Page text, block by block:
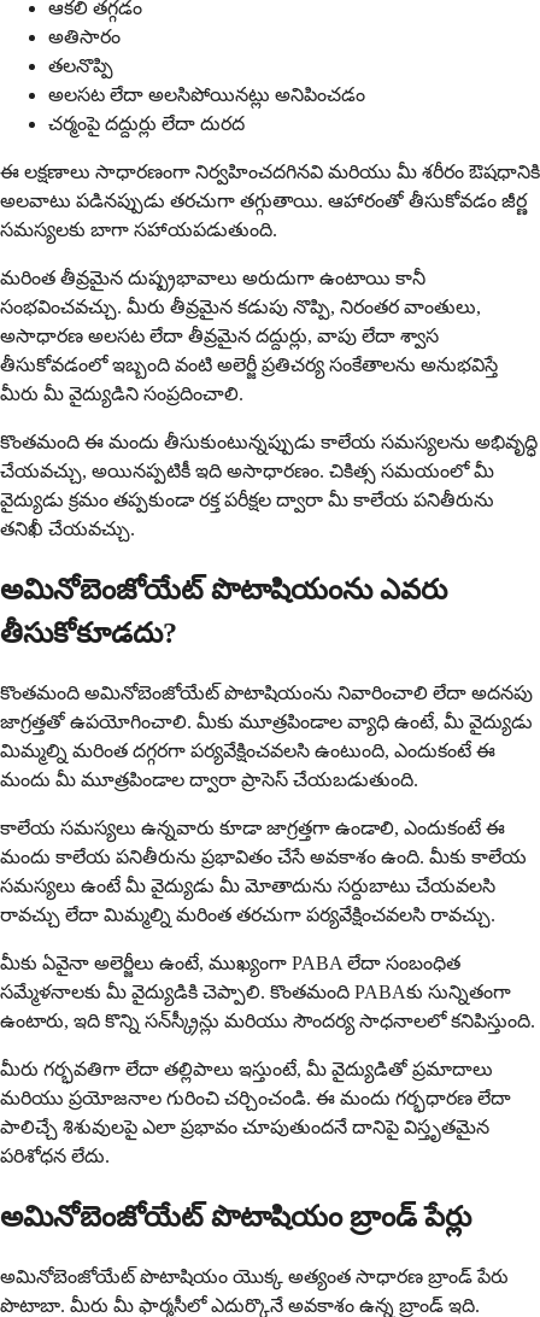
ఆకలి తగ్గడం
అతిసారం
తలనొప్పి
అలసట లేదా అలసిపోయినట్లు అనిపించడం
చర్మంపై దద్దుర్లు లేదా దురద
ఈ లక్షణాలు సాధారణంగా నిర్వహించదగినవి మరియు మీ శరీరం ఔషధానికి
అలవాటు పడినప్పుడు తరచుగా తగ్గుతాయి. ఆహారంతో తీసుకోవడం జీర్ణ
సమస్యలకు బాగా సహాయపడుతుంది.
మరింత తీవ్రమైన దుష్ప్రభావాలు అరుదుగా ఉంటాయి కానీ
సంభవించవచ్చు. మీరు తీవ్రమైన కడుపు నొప్పి, నిరంతర వాంతులు,
అసాధారణ అలసట లేదా తీవ్రమైన దద్దుర్లు, వాపు లేదా శ్వాస
తీసుకోవడంలో ఇబ్బంది వంటి అలెర్జీ ప్రతిచర్య సంకేతాలను అనుభవిస్తే
మీరు మీ వైద్యుడిని సంప్రదించాలి.
కొంతమంది ఈ మందు తీసుకుంటున్నప్పుడు కాలేయ సమస్యలను అభివృద్ధి
చేయవచ్చు, అయినప్పటికీ ఇది అసాధారణం. చికిత్స సమయంలో మీ
వైద్యుడు క్రమం తప్పకుండా రక్త పరీక్షల ద్వారా మీ కాలేయ పనితీరును
తనిఖీ చేయవచ్చు.
అమినోబెంజోయేట్ పొటాషియంను ఎవరు
తీసుకోకూడదు?
కొంతమంది అమినోబెంజోయేట్ పొటాషియంను నివారించాలి లేదా అదనపు
జాగ్రత్తతో ఉపయోగించాలి. మీకు మూత్రపిండాల వ్యాధి ఉంటే, మీ వైద్యుడు
మిమ్మల్ని మరింత దగ్గరగా పర్యవేక్షించవలసి ఉంటుంది, ఎందుకంటే ఈ
మందు మీ మూత్రపిండాల ద్వారా ప్రాసెస్ చేయబడుతుంది.
కాలేయ సమస్యలు ఉన్నవారు కూడా జాగ్రత్తగా ఉండాలి, ఎందుకంటే ఈ
మందు కాలేయ పనితీరును ప్రభావితం చేసే అవకాశం ఉంది. మీకు కాలేయ
సమస్యలు ఉంటే మీ వైద్యుడు మీ మోతాదును సర్దుబాటు చేయవలసి
రావచ్చు లేదా మిమ్మల్ని మరింత తరచుగా పర్యవేక్షించవలసి రావచ్చు.
మీకు ఏవైనా అలెర్జీలు ఉంటే, ముఖ్యంగా PABA లేదా సంబంధిత
సమ్మేళనాలకు మీ వైద్యుడికి చెప్పాలి. కొంతమంది PABAకు సున్నితంగా
ఉంటారు, ఇది కొన్ని సన్‌స్క్రీన్లు మరియు సౌందర్య సాధనాలలో కనిపిస్తుంది.
మీరు గర్భవతిగా లేదా తల్లిపాలు ఇస్తుంటే, మీ వైద్యుడితో ప్రమాదాలు
మరియు ప్రయోజనాల గురించి చర్చించండి. ఈ మందు గర్భధారణ లేదా
పాలిచ్చే శిశువులపై ఎలా ప్రభావం చూపుతుందనే దానిపై విస్తృతమైన
పరిశోధన లేదు.
అమినోబెంజోయేట్ పొటాషియం బ్రాండ్ పేర్లు
అమినోబెంజోయేట్ పొటాషియం యొక్క అత్యంత సాధారణ బ్రాండ్ పేరు
పొటాబా. మీరు మీ ఫార్మసీలో ఎదుర్కొనే అవకాశం ఉన్న బ్రాండ్ ఇది.